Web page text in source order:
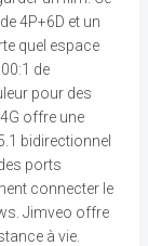
4P+6D et un
quel espace
de
pour des
offre une
bidirectionnel
ports
connecter le
Jimveo offre
à vie.